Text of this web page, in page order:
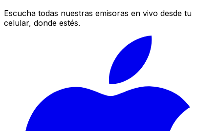
Escucha todas nuestras emisoras en vivo desde tu
celular, donde estés.